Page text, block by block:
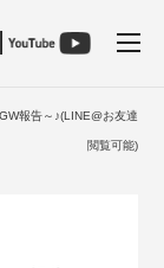
報告～♪(LINE@お友達
閲覧可能)